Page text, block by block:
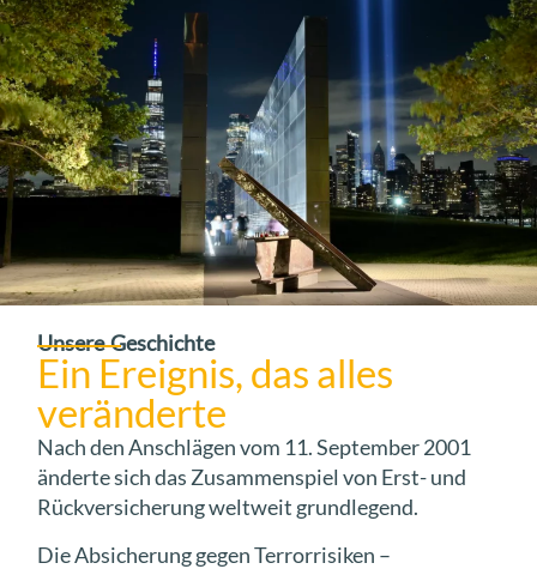
Unsere Geschichte
Ein Ereignis, das alles
veränderte
Nach den Anschlägen vom 11. September 2001
änderte sich das Zusammenspiel von Erst- und
Rückversicherung weltweit grundlegend.
Die Absicherung gegen Terrorrisiken –